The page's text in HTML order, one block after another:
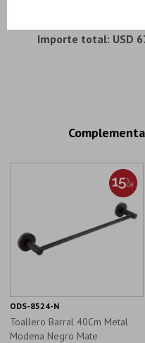
Importe total: USD
Toallero Barral 40Cm Metal
Modena Negro Mate
ODS-8524-N